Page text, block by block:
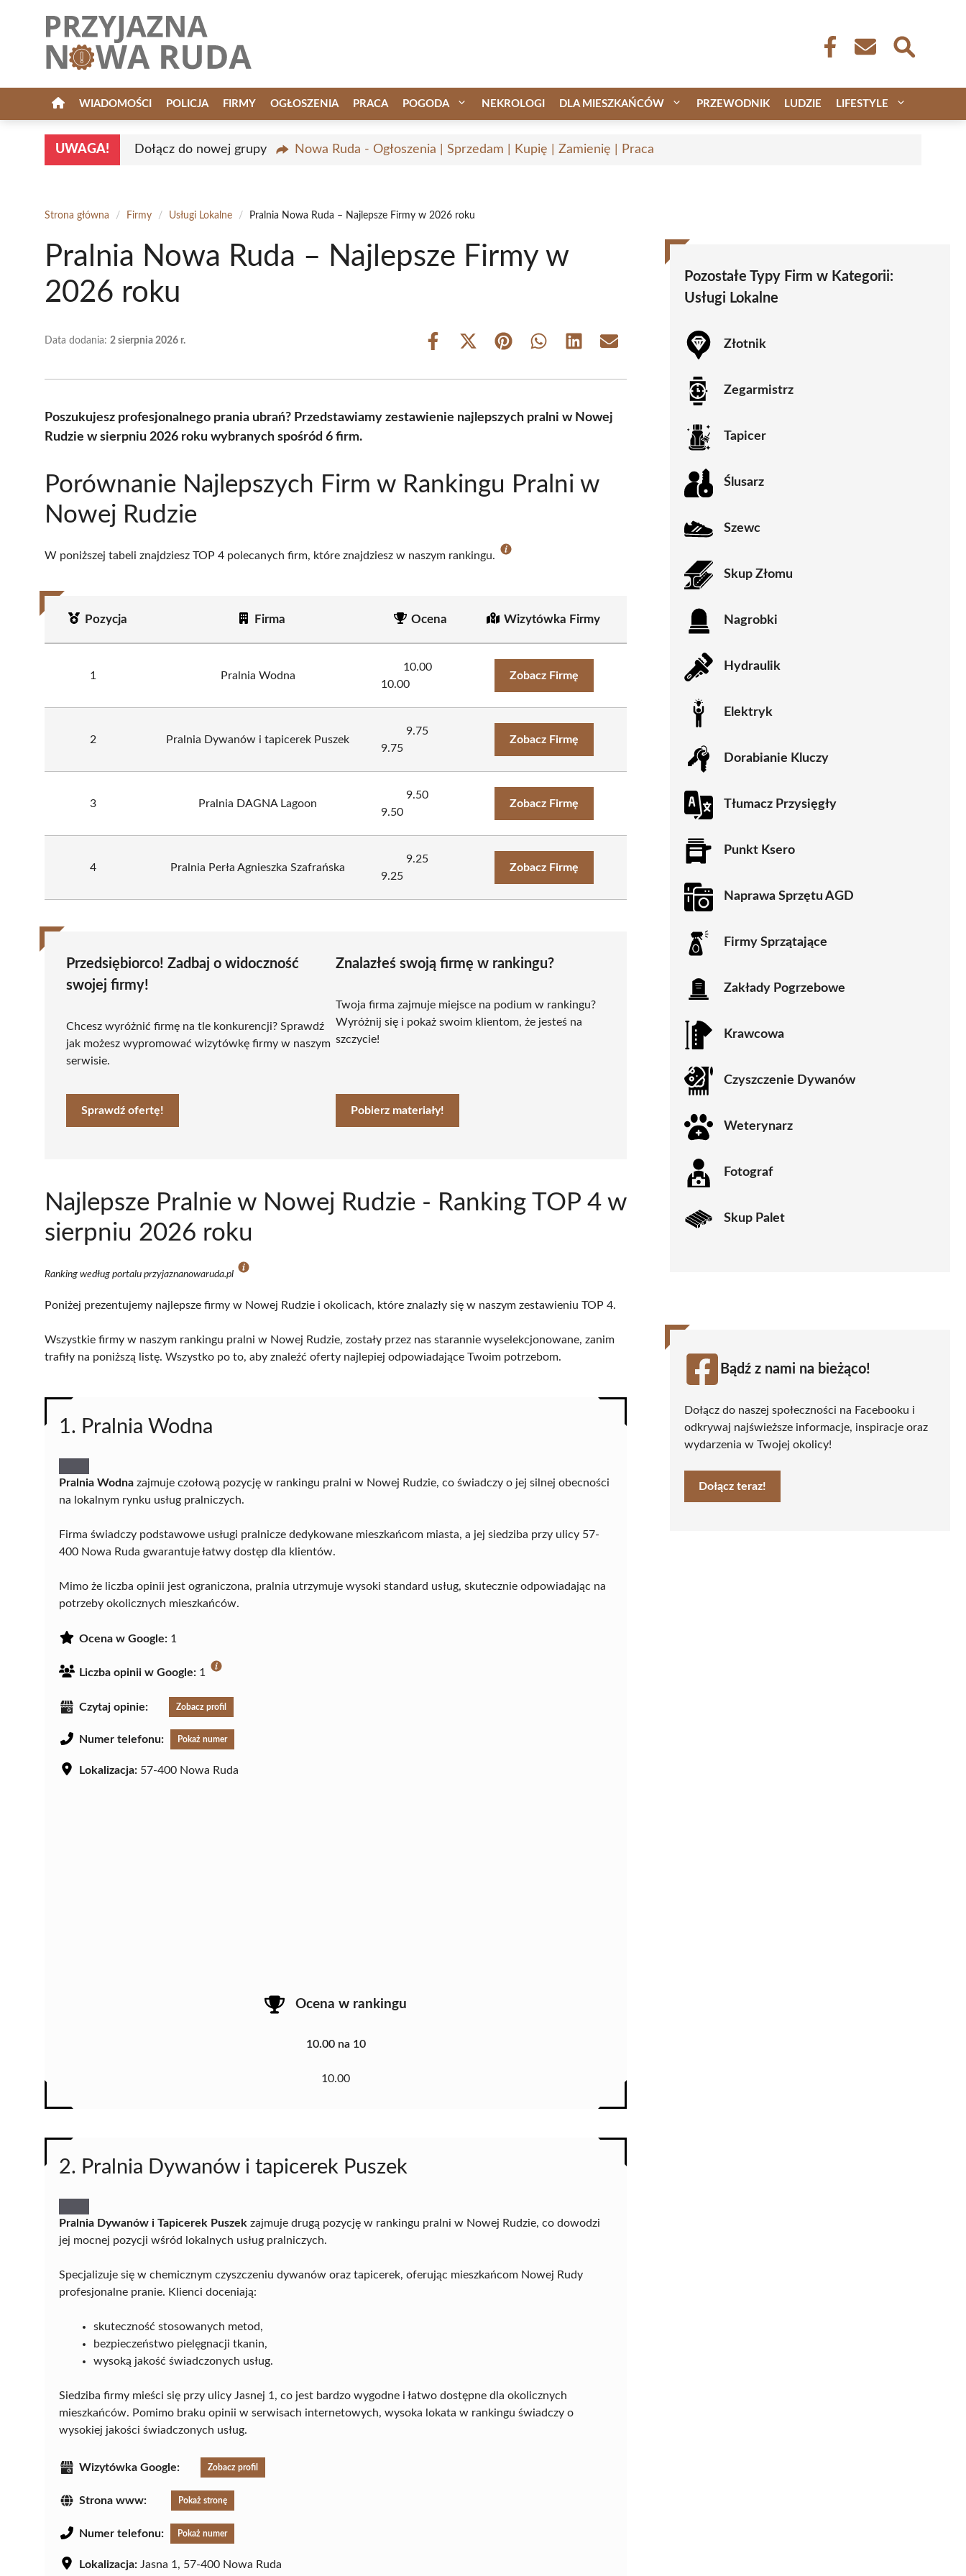
WIADOMOŚCI POLICJA FIRMY OGŁOSZENIA PRACA POGODA NEKROLOGI DLA MIESZKAŃCÓW PRZEWODNIK LUDZIE LIFESTYLE
UWAGA! Dołącz do nowej grupy Nowa Ruda - Ogłoszenia | Sprzedam | Kupię | Zamienię | Praca
Strona główna / Firmy / Usługi Lokalne / Pralnia Nowa Ruda – Najlepsze Firmy w 2026 roku
Pralnia Nowa Ruda – Najlepsze Firmy w
2026 roku
Data dodania: 2 sierpnia 2026 r.
Share
Share
(Twitter)
Share Share Share Share
Poszukujesz profesjonalnego prania ubrań? Przedstawiamy zestawienie najlepszych pralni w Nowej
Rudzie w sierpniu 2026 roku wybranych spośród 6 firm.
Porównanie Najlepszych Firm w Rankingu Pralni w
Nowej Rudzie
W poniższej tabeli znajdziesz TOP 4 polecanych firm, które znajdziesz w naszym rankingu.
Pozycja Firma Ocena Wizytówka Firmy
1 Pralnia Wodna
10.00
10.00
Zobacz Firmę
2 Pralnia Dywanów i tapicerek Puszek
9.75
9.75
Zobacz Firmę
3 Pralnia DAGNA Lagoon
9.50
9.50
Zobacz Firmę
4 Pralnia Perła Agnieszka Szafrańska
9.25
9.25
Zobacz Firmę
Przedsiębiorco! Zadbaj o widoczność
swojej firmy!
Chcesz wyróżnić firmę na tle konkurencji? Sprawdź
jak możesz wypromować wizytówkę firmy w naszym
serwisie.
Sprawdź ofertę!
Znalazłeś swoją firmę w rankingu?
Twoja firma zajmuje miejsce na podium w rankingu?
Wyróżnij się i pokaż swoim klientom, że jesteś na
szczycie!
Pobierz materiały!
Najlepsze Pralnie w Nowej Rudzie - Ranking TOP 4 w
sierpniu 2026 roku
Ranking według portalu przyjaznanowaruda.pl
Poniżej prezentujemy najlepsze firmy w Nowej Rudzie i okolicach, które znalazły się w naszym zestawieniu TOP 4.
Wszystkie firmy w naszym rankingu pralni w Nowej Rudzie, zostały przez nas starannie wyselekcjonowane, zanim
trafiły na poniższą listę. Wszystko po to, aby znaleźć oferty najlepiej odpowiadające Twoim potrzebom.
1. Pralnia Wodna
Pralnia Wodna zajmuje czołową pozycję w rankingu pralni w Nowej Rudzie, co świadczy o jej silnej obecności
na lokalnym rynku usług pralniczych.
Firma świadczy podstawowe usługi pralnicze dedykowane mieszkańcom miasta, a jej siedziba przy ulicy 57-
400 Nowa Ruda gwarantuje łatwy dostęp dla klientów.
Mimo że liczba opinii jest ograniczona, pralnia utrzymuje wysoki standard usług, skutecznie odpowiadając na
potrzeby okolicznych mieszkańców.
Ocena w Google: 1
Liczba opinii w Google: 1
Czytaj opinie: Zobacz profil
Numer telefonu: Pokaż numer
Lokalizacja: 57-400 Nowa Ruda
Ocena w rankingu
10.00 na 10
10.00
2. Pralnia Dywanów i tapicerek Puszek
Pralnia Dywanów i Tapicerek Puszek zajmuje drugą pozycję w rankingu pralni w Nowej Rudzie, co dowodzi
jej mocnej pozycji wśród lokalnych usług pralniczych.
Specjalizuje się w chemicznym czyszczeniu dywanów oraz tapicerek, oferując mieszkańcom Nowej Rudy
profesjonalne pranie. Klienci doceniają:
skuteczność stosowanych metod,
bezpieczeństwo pielęgnacji tkanin,
wysoką jakość świadczonych usług.
Siedziba firmy mieści się przy ulicy Jasnej 1, co jest bardzo wygodne i łatwo dostępne dla okolicznych
mieszkańców. Pomimo braku opinii w serwisach internetowych, wysoka lokata w rankingu świadczy o
wysokiej jakości świadczonych usług.
Wizytówka Google: Zobacz profil
Strona www: Pokaż stronę
Numer telefonu: Pokaż numer
Lokalizacja: Jasna 1, 57-400 Nowa Ruda
Pozostałe Typy Firm w Kategorii:
Usługi Lokalne
Złotnik
Zegarmistrz
Tapicer
Ślusarz
Szewc
Skup Złomu
Nagrobki
Hydraulik
Elektryk
Dorabianie Kluczy
Tłumacz Przysięgły
Punkt Ksero
Naprawa Sprzętu AGD
Firmy Sprzątające
Zakłady Pogrzebowe
Krawcowa
Czyszczenie Dywanów
Weterynarz
Fotograf
Skup Palet
Bądź z nami na bieżąco!
Dołącz do naszej społeczności na Facebooku i
odkrywaj najświeższe informacje, inspiracje oraz
wydarzenia w Twojej okolicy!
Dołącz teraz!